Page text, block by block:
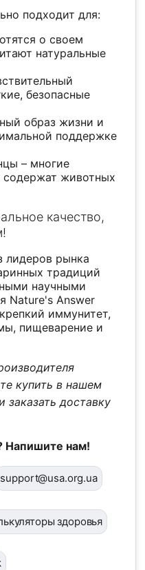
подходит для:
о своем
натуральные
безопасные
образ жизни и
поддержке
– многие
содержат животных
качество,
лидеров рынка
традиций
научными
Nature's Answer
иммунитет,
пищеварение и
купить в нашем
заказать доставку
Напишите нам!
support@usa.org.ua
здоровья